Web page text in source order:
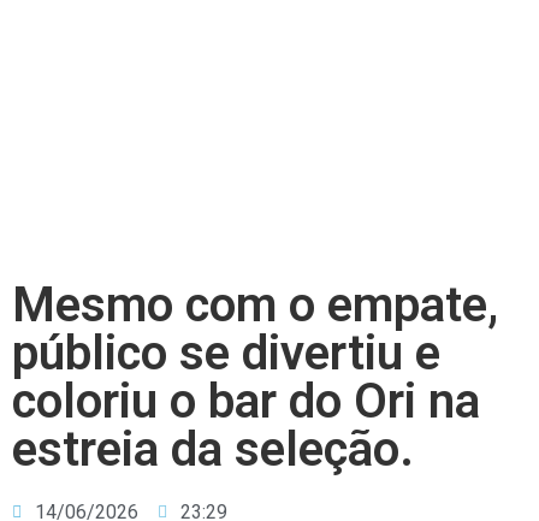
Mesmo com o empate,
público se divertiu e
coloriu o bar do Ori na
estreia da seleção.
14/06/2026 23:29